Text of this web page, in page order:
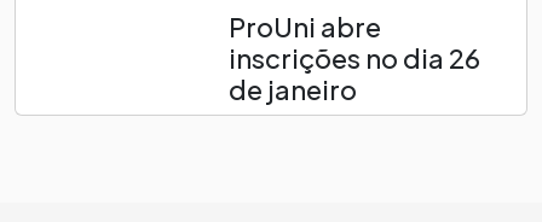
ProUni abre
inscrições no dia 26
de janeiro